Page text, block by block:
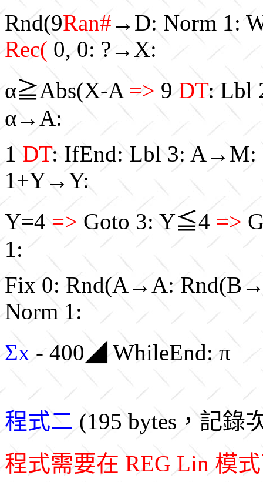
Rnd(9Ran# →D: Norm 1:
Rec( 0, 0: ?→X:
α≧Abs(X-A => 9DT: Lbl
α→A:
1DT: IfEnd: Lbl 3:
1+Y→Y:
Y=4 => Goto 3: Y≦4 =>
1:
Fix 0: Rnd(A→A:
Norm 1:
Σx - 400◢ WhileEnd: π
程式二 (195 bytes，記錄
程式需要在 REG Lin 模